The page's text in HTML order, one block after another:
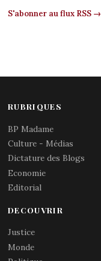
S'abonner au flux RSS →
RUBRIQUES
BP Madame
Culture - Médias
Dictature des Blogs
Economie
Editorial
DECOUVRIR
Justice
Monde